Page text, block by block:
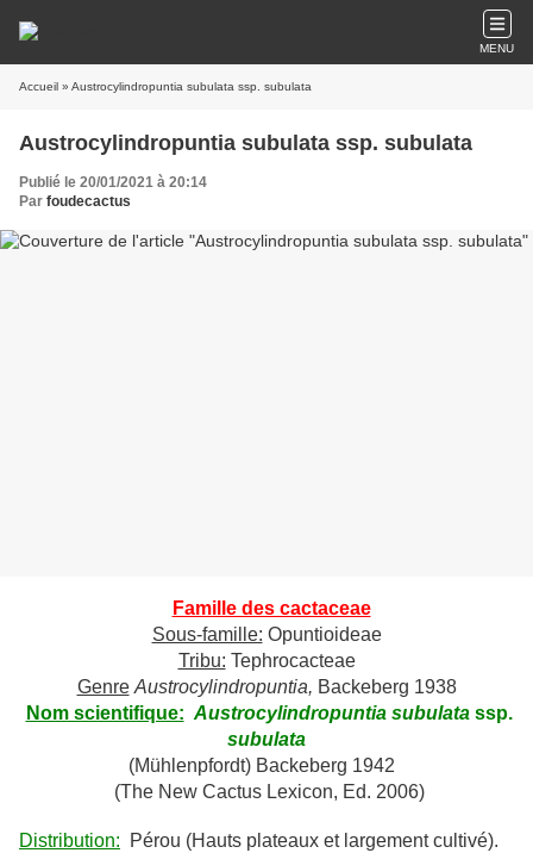
MENU
Accueil » Austrocylindropuntia subulata ssp. subulata
Austrocylindropuntia subulata ssp. subulata
Publié le 20/01/2021 à 20:14
Par foudecactus
Famille des cactaceae
Sous-famille: Opuntioideae
Tribu: Tephrocacteae
Genre Austrocylindropuntia, Backeberg 1938
Nom scientifique: Austrocylindropuntia subulatassp.
subulata
(Mühlenpfordt) Backeberg 1942
(The New Cactus Lexicon, Ed. 2006)
Distribution: Pérou (Hauts plateaux et largement cultivé).